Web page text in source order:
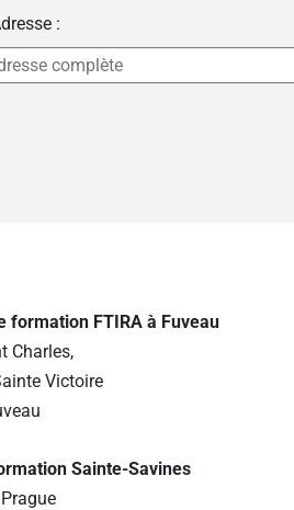
:
formation FTIRA à Fuveau
Charles,
Victoire
Sainte-Savines